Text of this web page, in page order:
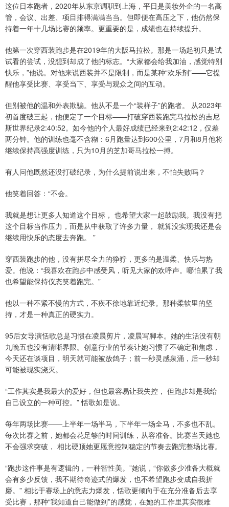
这位日本跑者，2020年从东京调职到上海，平日是美妆外企的一名高
管，会议、出差、项目排得满满当当。但即便在高压之下，他仍然保
持着一年十几场比赛的频率。更重要的是，成绩也在持续提升。
他第一次穿西装跑步是在2019年的大阪马拉松。那是一场起初只是试
试看的尝试，没想到却成了他的标志。“大家都会给我加油，感觉特别
快乐，”他说。对他来说西装并不是限制，而是某种“欢乐剂”——它提
醒他享受比赛、享受当下、享受与观众之间的互动。
但别被他的温和外表欺骗。他从不是一个“装样子”的跑者。 从2023年
初首度破三起，他便定了一个目标——打破穿西装跑完马拉松的吉尼
斯世界纪录2:40:52。如今他的个人最好成绩已经来到2:42:12，仅差
两分钟。他的训练也毫不含糊：6月跑量达到600公里，7月和8月他将
继续保持高强度训练，只为10月的芝加哥马拉松一搏。
有人问他既然还没打破纪录，为什么提前说出来，不怕失败吗？
他笑着回答：“不会。
我就是想让更多人知道这个目标， 也希望大家一起鼓励我。我没有把
这个目标当作压力，而是从中获取了许多力量， 就算没实现我还是会
继续用快乐的态度去奔跑。 ”
穿西装跑步的他，没有拼尽全力的狰狞，更多的是温柔、快乐与热
爱。他说：“我喜欢在跑步中感受风，听见大家的欢呼声。哪怕累了我
也希望能保持仪态笑着跑完。”
他以一种不紧不慢的方式，不疾不徐地靠近纪录。那种柔软里的坚
持，才是一种真正的硬实力。
95后女导演恬歌总是习惯在凌晨剪片，凌晨写脚本。她的生活没有朝
九晚五也没有清晰界限。创意行业的节奏让她习惯了不确定和焦虑，
今天还在谈项目，明天就可能被放鸽子；前一秒灵感泉涌，后一秒却
可能被现实浇灭。
“工作其实是我最大的爱好，但也最容易让我失控， 但跑步却是我给
自己设立的一种可控。” 恬歌如是说。
每年两场比赛——上半年一场半马，下半年一场全马，不多也不乱。
每次比赛之前，她都会花足够的时间训练，从容准备。比赛当天她也
不会强求突破， 相比硬顶她更愿意控制稳定的节奏去跑完整场比赛。
“跑步这件事是有逻辑的，一种智性美。”她说，“你做多少准备大概就
会有多少反馈，我不期待奇迹式的爆发，也不希望跑步变成自我折
磨。” 相比于赛场上的意志力爆发，恬歌更倾向于在充分准备后去享
受比赛，那种“我知道自己能做到”的感觉，在她的工作里其实很难